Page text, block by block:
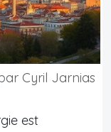
Cyril Jarnias
est